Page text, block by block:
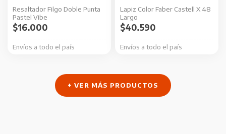
Resaltador Filgo Doble Punta
Pastel Vibe
Envíos a todo el país
$16.000
Lapiz Color Faber Castell X 48
Largo
Envíos a todo el país
$40.590
+ VER MÁS PRODUCTOS